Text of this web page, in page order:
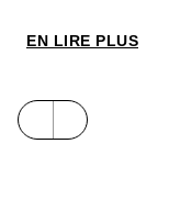
EN LIRE PLUS